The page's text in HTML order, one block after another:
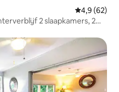
Gemiddelde
4,9 (62)
2